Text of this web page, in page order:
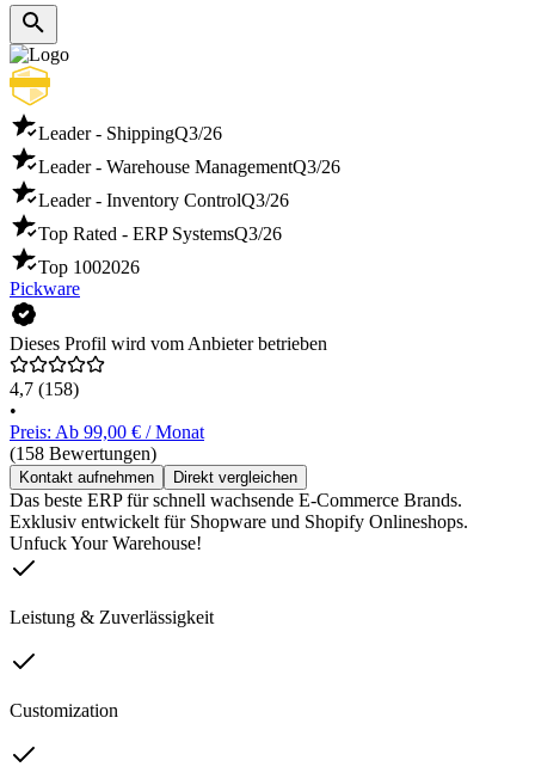
Leader - ShippingQ3/26
Leader - Warehouse ManagementQ3/26
Leader - Inventory ControlQ3/26
Top Rated - ERP SystemsQ3/26
Top 1002026
Pickware
Dieses Profil wird vom Anbieter betrieben
4,7 (158)
•
Preis: Ab 99,00 € / Monat
(158 Bewertungen)
Kontakt aufnehmen Direkt vergleichen
Das beste ERP für schnell wachsende E-Commerce Brands.
Exklusiv entwickelt für Shopware und Shopify Onlineshops.
Unfuck Your Warehouse!
Leistung & Zuverlässigkeit
Customization